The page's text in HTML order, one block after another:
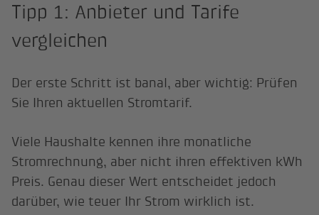
Tipp 1: Anbieter und Tarife
vergleichen
Der erste Schritt ist banal, aber wichtig: Prüfen
Sie Ihren aktuellen Stromtarif.
Viele Haushalte kennen ihre monatliche
Stromrechnung, aber nicht ihren effektiven kWh
Preis. Genau dieser Wert entscheidet jedoch
darüber, wie teuer Ihr Strom wirklich ist.